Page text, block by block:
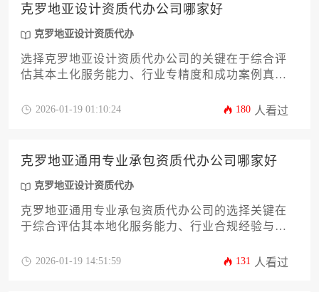
克罗地亚设计资质代办公司哪家好
克罗地亚设计资质代办
选择克罗地亚设计资质代办公司的关键在于综合评
估其本土化服务能力、行业专精度和成功案例真实
化沟通优势及个性化解决方案定制能力。
2026-01-19 01:10:24 180 人看过
克罗地亚通用专业承包资质代办公司哪家好
克罗地亚设计资质代办
克罗地亚通用专业承包资质代办公司的选择关键在
于综合评估其本地化服务能力、行业合规经验与成
法规的深度理解、与当地审批部门的有效沟通渠
2026-01-19 14:51:59 131 人看过